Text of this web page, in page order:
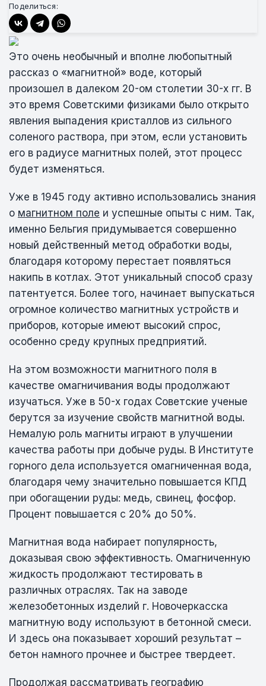
Поделиться:
Это очень необычный и вполне любопытный
рассказ о «магнитной» воде, который
произошел в далеком 20-ом столетии 30-х гг. В
это время Советскими физиками было открыто
явления выпадения кристаллов из сильного
соленого раствора, при этом, если установить
его в радиусе магнитных полей, этот процесс
будет изменяться.
Уже в 1945 году активно использовались знания
о магнитном поле и успешные опыты с ним. Так,
именно Бельгия придумывается совершенно
новый действенный метод обработки воды,
благодаря которому перестает появляться
накипь в котлах. Этот уникальный способ сразу
патентуется. Более того, начинает выпускаться
огромное количество магнитных устройств и
приборов, которые имеют высокий спрос,
особенно среду крупных предприятий.
На этом возможности магнитного поля в
качестве омагничивания воды продолжают
изучаться. Уже в 50-х годах Советские ученые
берутся за изучение свойств магнитной воды.
Немалую роль магниты играют в улучшении
качества работы при добыче руды. В Институте
горного дела используется омагниченная вода,
благодаря чему значительно повышается КПД
при обогащении руды: медь, свинец, фосфор.
Процент повышается с 20% до 50%.
Магнитная вода набирает популярность,
доказывая свою эффективность. Омагниченную
жидкость продолжают тестировать в
различных отраслях. Так на заводе
железобетонных изделий г. Новочеркасска
магнитную воду используют в бетонной смеси.
И здесь она показывает хороший результат –
бетон намного прочнее и быстрее твердеет.
Продолжая рассматривать географию